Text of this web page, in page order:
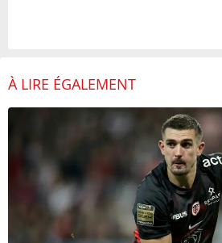
À LIRE ÉGALEMENT